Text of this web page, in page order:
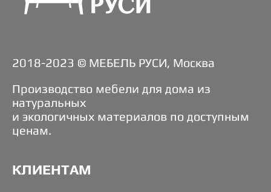
2018-2023 © МЕБЕЛЬ РУСИ, Москва
Производство мебели для дома из
натуральных
и экологичных материалов по доступным
ценам.
КЛИЕНТАМ